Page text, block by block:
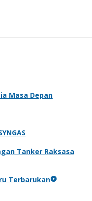
Masa Depan
Tanker Raksasa
Terbarukan